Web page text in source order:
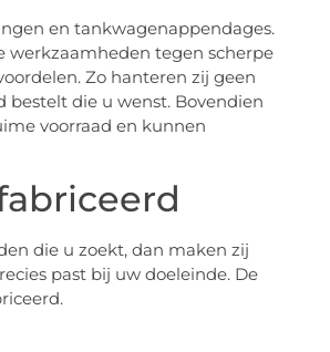
en tankwagenappendages.
werkzaamheden tegen scherpe
Zo hanteren zij geen
die u wenst. Bovendien
voorraad en kunnen
die u zoekt, dan maken zij
past bij uw doeleinde. De